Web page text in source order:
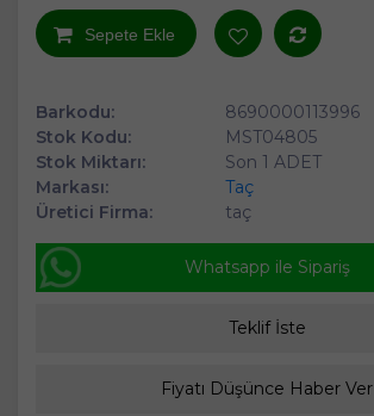
Sepete Ekle
Barkodu:
8690000113996
Stok Kodu:
MST04805
Stok Miktarı:
Son 1 ADET
Markası:
Taç
Üretici Firma:
taç
Whatsapp ile Sipariş
Teklif İste
Fiyatı Düşünce Haber Ver